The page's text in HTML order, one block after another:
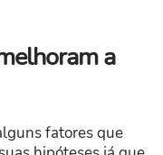
a
fatores que